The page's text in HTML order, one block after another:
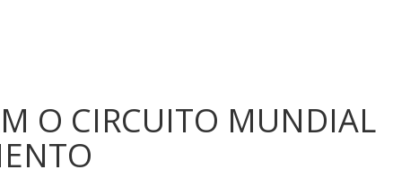
O CIRCUITO MUNDIAL